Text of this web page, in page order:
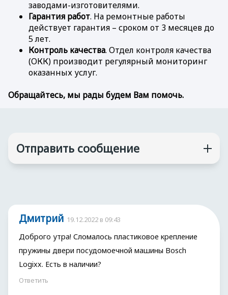
заводами-изготовителями.
Гарантия работ. На ремонтные работы
действует гарантия – сроком от 3 месяцев до
5 лет.
Контроль качества. Отдел контроля качества
(ОКК) производит регулярный мониторинг
оказанных услуг.
Обращайтесь, мы рады будем Вам помочь.
Отправить сообщение
Дмитрий 19.12.2022 в 09:43
Доброго утра! Сломалось пластиковое крепление
пружины двери посудомоечной машины Bosch
Logixx. Есть в наличии?
Ответить